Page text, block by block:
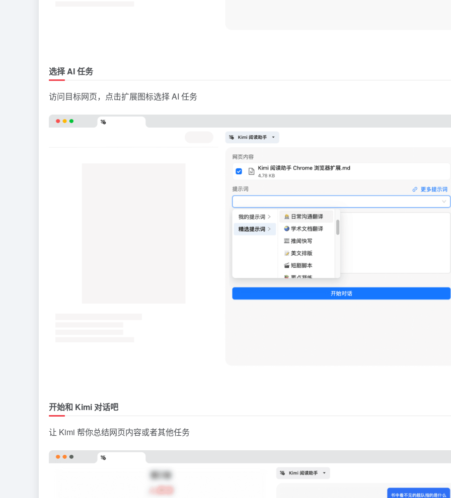
选择 AI 任务
访问目标网页，点击扩展图标选择 AI 任务
开始和 Kimi 对话吧
让 Kimi 帮你总结网页内容或者其他任务